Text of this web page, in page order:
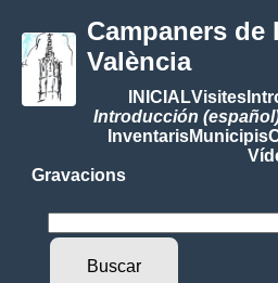
Campaners de
València
INICIALVisites
Introducción
InventarisMunicipis
Gravacions